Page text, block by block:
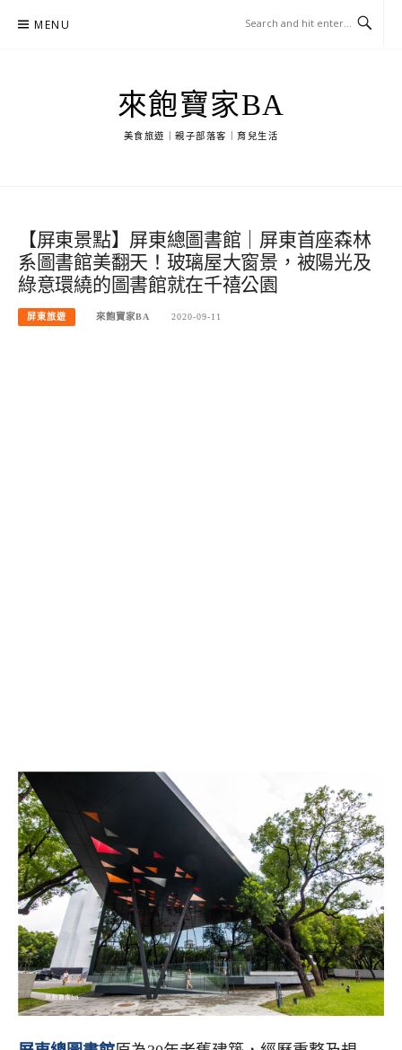
MENU
來飽寶家BA
美食旅遊｜親子部落客｜育兒生活
【屏東景點】屏東總圖書館｜屏東首座森林
系圖書館美翻天！玻璃屋大窗景，被陽光及
綠意環繞的圖書館就在千禧公園
屏東旅遊 來飽寶家BA 2020-09-11